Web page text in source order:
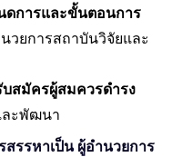
ดการและขั้นตอนการ
วยการสถาบันวิจัยและ
บสมัครผู้สมควรดำรง
ละพัฒนา
รรหาเป็น ผู้อำนวยการ